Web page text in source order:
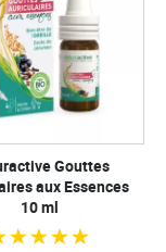
Gouttes
aux Essences
10 ml